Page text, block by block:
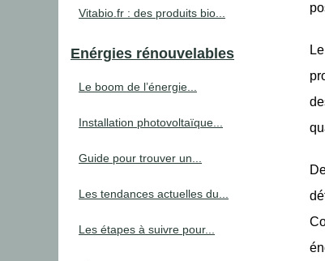
Vitabio.fr : des produits bio...
Enérgies rénouvelables
Le boom de l’énergie...
Installation photovoltaïque...
Guide pour trouver un...
Les tendances actuelles du...
Les étapes à suivre pour...